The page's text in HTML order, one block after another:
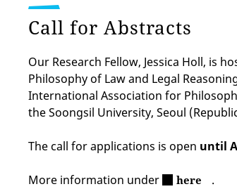
Call for Abstracts
Our Research Fellow, Jessica Holl, is
Philosophy of Law and Legal
International Association for
the Soongsil University, Seoul
The call for applications is open until
More information under here .